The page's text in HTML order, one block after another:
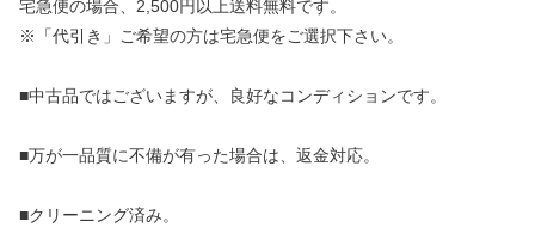
宅急便の場合、2,500円以上送料無料です。
※「代引き」ご希望の方は宅急便をご選択下さい。
■中古品ではございますが、良好なコンディションです。
■万が一品質に不備が有った場合は、返金対応。
■クリーニング済み。